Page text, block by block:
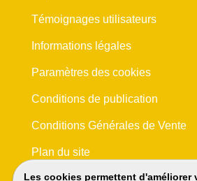
Les cookies permettent d'améliorer
Témoignages utilisateurs
Informations légales
Paramètres des cookies
Conditions de publication
Conditions Générales de Vente
Plan du site